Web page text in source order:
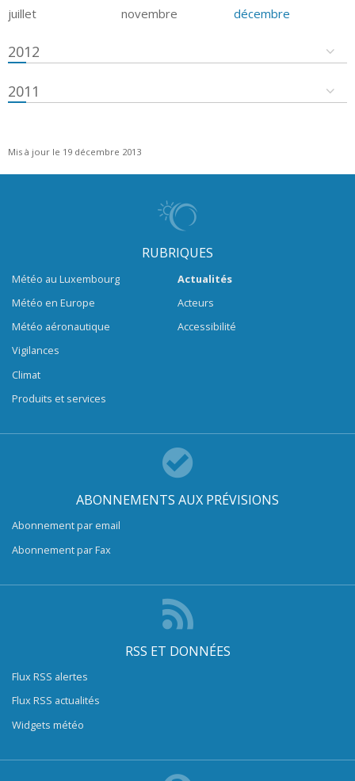
juillet novembre décembre
2012
2011
Mis à jour le 19 décembre 2013
RUBRIQUES
Météo au Luxembourg
Météo en Europe
Météo aéronautique
Vigilances
Climat
Produits et services
Actualités
Acteurs
Accessibilité
ABONNEMENTS AUX PRÉVISIONS
Abonnement par email
Abonnement par Fax
RSS ET DONNÉES
Flux RSS alertes
Flux RSS actualités
Widgets météo